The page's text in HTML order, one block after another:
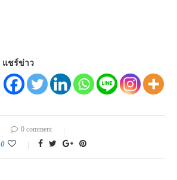
แชร์ข่าว
0 comment
0